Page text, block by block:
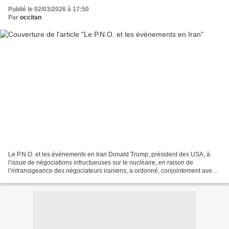
Publié le 02/03/2026 à 17:50
Par occitan
Le P.N.O. et les évènements en Iran Donald Trump, président des USA, à
l’issue de négociations infructueuses sur le nucléaire, en raison de
l’intransigeance des négociateurs iraniens, a ordonné, conjointement avec